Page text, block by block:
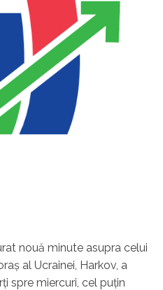
nouă minute asupra celui
al Ucrainei, Harkov, a
spre miercuri, cel puţin